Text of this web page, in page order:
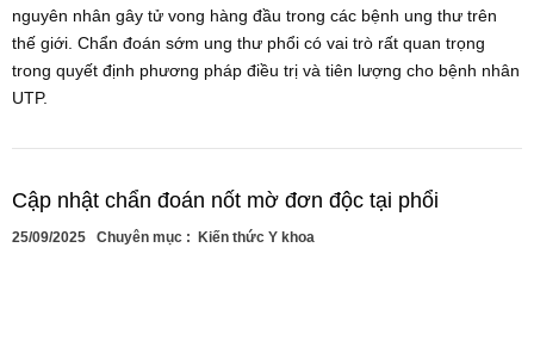
nguyên nhân gây tử vong hàng đầu trong các bệnh ung thư trên
thế giới. Chẩn đoán sớm ung thư phổi có vai trò rất quan trọng
trong quyết định phương pháp điều trị và tiên lượng cho bệnh nhân
UTP.
Cập nhật chẩn đoán nốt mờ đơn độc tại phổi
25/09/2025 Chuyên mục : Kiến thức Y khoa